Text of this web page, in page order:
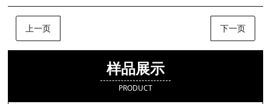
上一页 下一页
样品展示
PRODUCT